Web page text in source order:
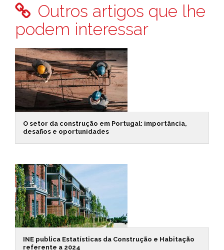
Outros artigos que lhe
podem interessar
O setor da construção em Portugal: importância,
desafios e oportunidades
INE publica Estatísticas da Construção e Habitação
referente a 2024